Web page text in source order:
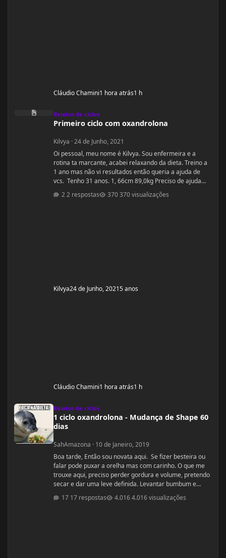
Cláudio Chamini1 hora atrás1 h
Primeiro ciclo com oxandrolona
Relatos de ciclos
Primeiro ciclo com oxandrolona
Kilvya ·24 de Junho, 2021
Oi pessoal, meu nome é Kilvya. Sou enfermeira e a
rotina ta marcante, acabei relaxando da dieta. Treino a
1 ano mas não vi resultados então queria a ajuda de
vcs. Tenho 31 anos. 1, 66cm 89,0kg Preciso de ajuda
começar junto com vcs do zero.
2 respostas 370 visualizações
Kilvya24 de Junho, 20215 anos
Cláudio Chamini1 hora atrás1 h
Relatos de ciclos
1 ciclo oxandrolona - Mudança de Shape 60
dias
SahAmazona · 10 de Janeiro, 2019
Boa tarde, Então sou novata aqui. Se fizer besteira ou
falar pode puxar a orelha mas com carinho. O que me
trouxe aqui, preciso perder gordura e volume, pretendo
secar e dar uma leve definida. Levantar bumbum e
secar barriguinha, ganha forma nas pernas, costas e
braços, mas nada muito musculoso ou a ponto de
17 respostas 4.016 visualizações